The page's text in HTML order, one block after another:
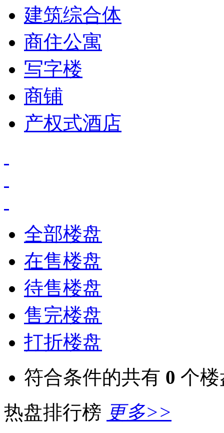
建筑综合体
商住公寓
写字楼
商铺
产权式酒店
全部楼盘
在售楼盘
待售楼盘
售完楼盘
打折楼盘
符合条件的共有 0 个楼
热盘排行榜 更多>>